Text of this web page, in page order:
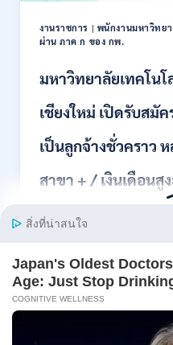
พนักงาน
ราชการ
ปวท.
ป.ตรี
สาขา
/
เงิน
เดือน
ผ่าน
ภาต
งานราชการ | พนักงานมหาวิทย
ผ่าน ภาค ก ของ กพ.
มหาวิทยาลัยเทคโน
เชียงใหม่ เปิดรับสมั
เป็นลูกจ้างชั่วคราว
สาขา + / เงินเดือน
online 15 ก.ค. – 7 ส
รับสมัค…
อ่านรายละเอียด